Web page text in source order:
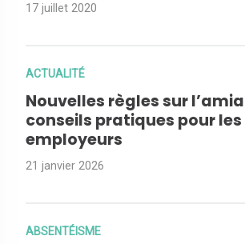
17 juillet 2020
ACTUALITÉ
Nouvelles règles sur
conseils pratiques pour les
employeurs
21 janvier 2026
ABSENTÉISME